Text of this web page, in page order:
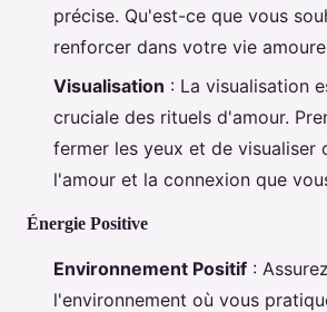
précise. Qu'est-ce que vous
renforcer dans votre vie
Visualisation : La visualisation
cruciale des rituels d'amour.
fermer les yeux et de visualiser
l'amour et la connexion que
Énergie Positive
Environnement Positif :
l'environnement où vous